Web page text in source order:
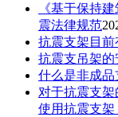
《基于保持
震法律规范
抗震支架目
抗震支吊架
什么是非成品
对于抗震支
使用抗震支架